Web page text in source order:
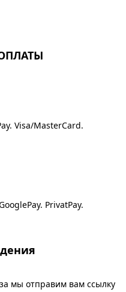
Visa/MasterCard.
PrivatPay.
мы отправим вам ссылку